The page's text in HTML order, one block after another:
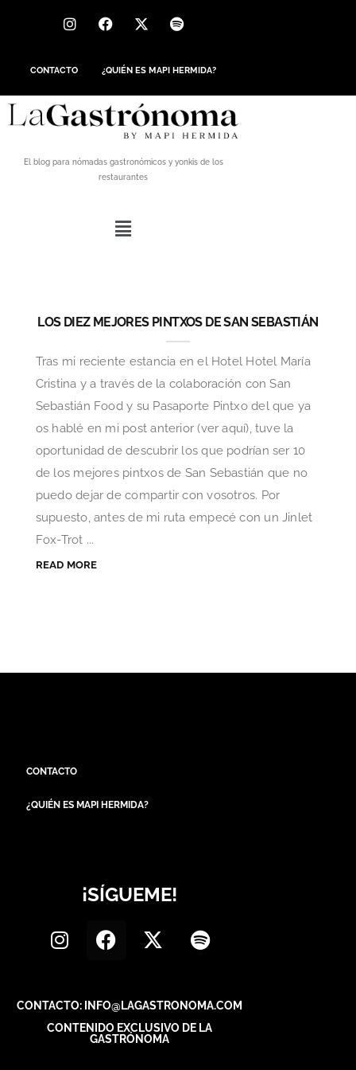
CONTACTO ¿QUIÉN ES MAPI HERMIDA?
El blog para nómadas gastronómicos y yonkis de los
restaurantes
LOS DIEZ MEJORES PINTXOS DE SAN SEBASTIÁN
Tras mi reciente estancia en el Hotel Hotel María
Cristina y a través de la colaboración con San
Sebastián Food y su Pasaporte Pintxo del que ya
os hablé en mi post anterior (ver aquí), tuve la
oportunidad de descubrir los que podrían ser 10
de los mejores pintxos de San Sebastián que no
puedo dejar de compartir con vosotros. Por
supuesto, antes de mi ruta empecé con un Jinlet
Fox-Trot ...
READ MORE
CONTACTO
¿QUIÉN ES MAPI HERMIDA?
¡SÍGUEME!
CONTACTO: INFO@LAGASTRONOMA.COM
CONTENIDO EXCLUSIVO DE LA
GASTRÓNOMA